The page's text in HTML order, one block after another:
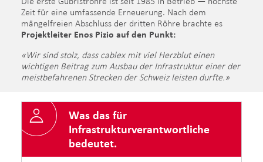
Zeit für eine umfassende Erneuerung. Nach dem
mängelfreien Abschluss der dritten Röhre brachte es
Projektleiter Enos Pizio auf den Punkt:
«Wir sind stolz, dass cablex mit viel Herzblut einen
wichtigen Beitrag zum Ausbau der Infrastruktur einer der
meistbefahrenen Strecken der Schweiz leisten durfte.»
Was das für
Infrastrukturverantwortliche
bedeutet.